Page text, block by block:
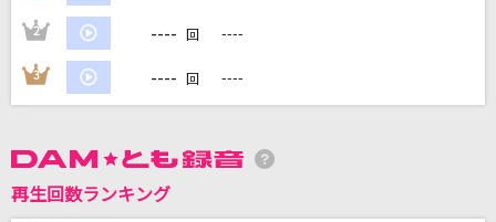
カラオケをもっと楽しもう！
自宅でカラオケ歌い放題！
2 ---- 回 ----
3 ---- 回 ----
再生回数ランキング